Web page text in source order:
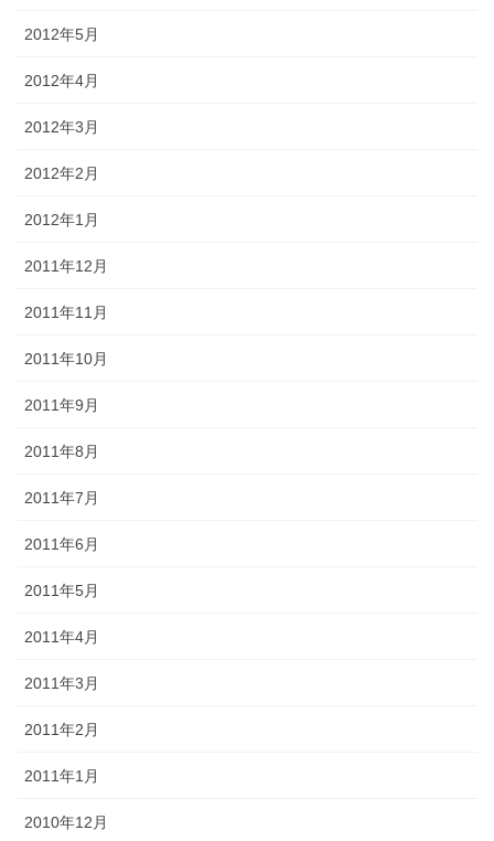
2012年5月
2012年4月
2012年3月
2012年2月
2012年1月
2011年12月
2011年11月
2011年10月
2011年9月
2011年8月
2011年7月
2011年6月
2011年5月
2011年4月
2011年3月
2011年2月
2011年1月
2010年12月